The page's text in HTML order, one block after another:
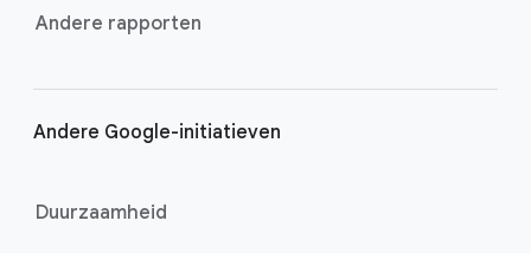
Andere rapporten
Andere Google-initiatieven
Duurzaamheid